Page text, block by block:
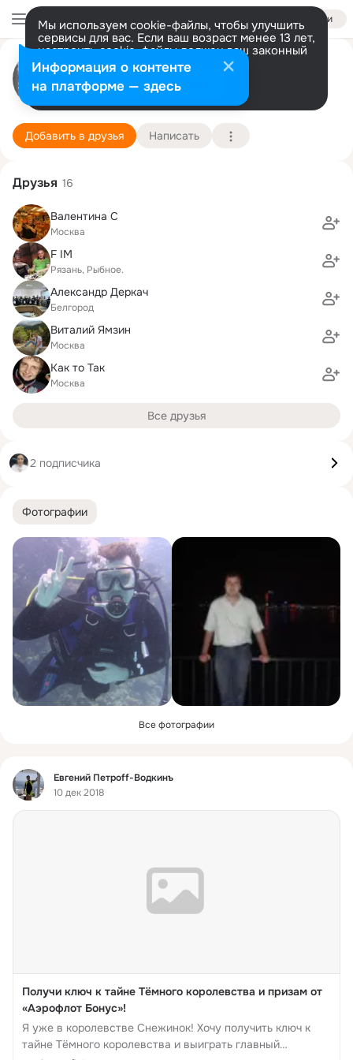
Войти
Мы используем cookie-файлы, чтобы улучшить
сервисы для вас. Если ваш возраст менее 13 лет,
настроить cookie-файлы должен ваш законный
представитель. Больше информации
Разрешить все Настроить
Евгений Петроff-Водкинъ
Люберцы
23 апреля (49 лет)
1021 школа (с гимназическими классами)
Подробнее
Добавить в друзья Написать
Фотографии
Все фотографии
Фид
Евгений Петроff-Водкинъ
10 дек 2018
Получи ключ к тайне Тёмного королевства и призам от
«Аэрофлот Бонус»!
Я уже в королевстве Снежинок! Хочу получить ключ к
тайне Тёмного королевства и выиграть главный
Друзья 16
Валентина С
Москва
F IM
Рязань, Рыбное.
Александр Деркач
Белгород
Виталий Ямзин
Москва
Как то Так
Москва
Все друзья
2 подписчика
Информация о контенте
на платформе — здесь